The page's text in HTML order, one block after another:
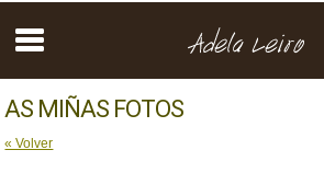
AS MIÑAS FOTOS
« Volver